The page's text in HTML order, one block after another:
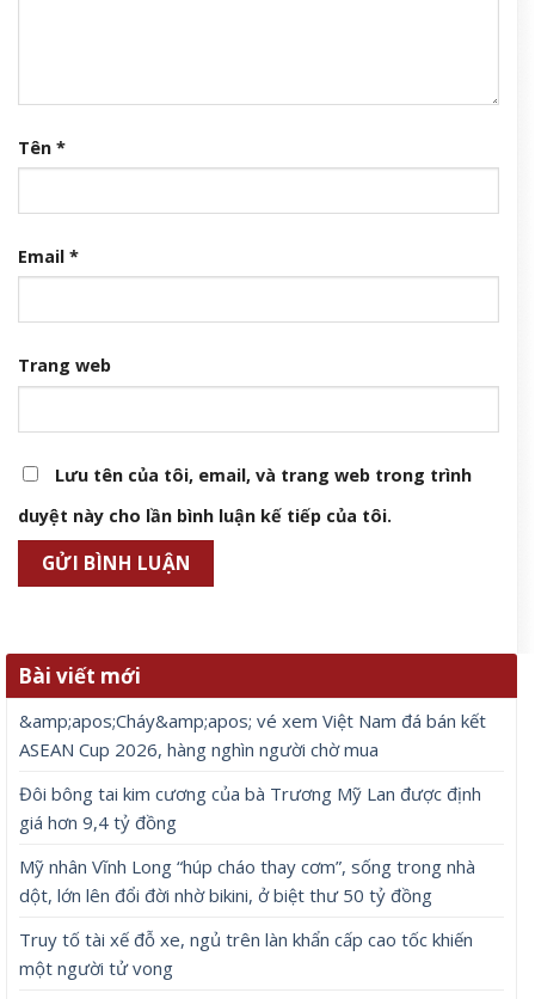
Tên *
Email *
Trang web
Lưu tên của tôi, email, và trang web trong trình
duyệt này cho lần bình luận kế tiếp của tôi.
Bài viết mới
&amp;apos;Cháy&amp;apos; vé xem Việt Nam đá bán kết
ASEAN Cup 2026, hàng nghìn người chờ mua
Đôi bông tai kim cương của bà Trương Mỹ Lan được định
giá hơn 9,4 tỷ đồng
Mỹ nhân Vĩnh Long “húp cháo thay cơm”, sống trong nhà
dột, lớn lên đổi đời nhờ bikini, ở biệt thư 50 tỷ đồng
Truy tố tài xế đỗ xe, ngủ trên làn khẩn cấp cao tốc khiến
một người tử vong